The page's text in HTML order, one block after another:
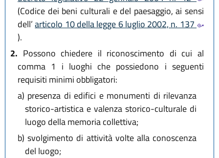
(Codice dei beni culturali e del paesaggio, ai sensi
dell’articolo 10 della legge 6 luglio 2002, n. 137
).
2. Possono chiedere il riconoscimento di cui al
comma 1 i luoghi che possiedono i seguenti
requisiti minimi obbligatori:
a) presenza di edifici e monumenti di rilevanza
storico-artistica e valenza storico-culturale di
luogo della memoria collettiva;
b) svolgimento di attività volte alla conoscenza
del luogo;